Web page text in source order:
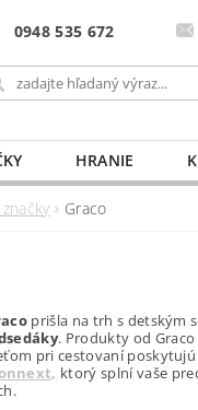
0948 535 672
HRANIE
MLIEKO A VÝŽIVA
Graco
prišla na trh s detským
. Produkty od
pri cestovaní
ktorý splní vaše